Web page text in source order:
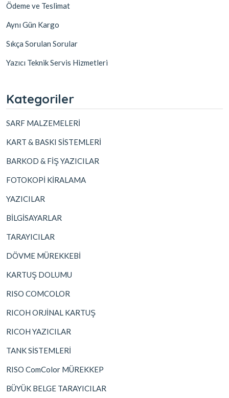
Ödeme ve Teslimat
Aynı Gün Kargo
Sıkça Sorulan Sorular
Yazıcı Teknik Servis Hizmetleri
Kategoriler
SARF MALZEMELERİ
KART & BASKI SİSTEMLERİ
BARKOD & FİŞ YAZICILAR
FOTOKOPİ KİRALAMA
YAZICILAR
BİLGİSAYARLAR
TARAYICILAR
DÖVME MÜREKKEBİ
KARTUŞ DOLUMU
RISO COMCOLOR
RICOH ORJİNAL KARTUŞ
RICOH YAZICILAR
TANK SİSTEMLERİ
RISO ComColor MÜREKKEP
BÜYÜK BELGE TARAYICILAR